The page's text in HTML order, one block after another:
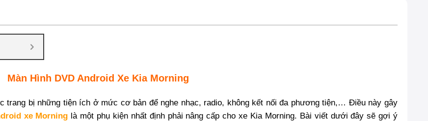
Màn Hình DVD Android Xe Kia Morning
trang bị những tiện ích ở mức cơ bản để nghe nhạc, radio, không kết nối đa phương tiện,… Điều này gây
xe Morning là một phụ kiện nhất định phải nâng cấp cho xe Kia Morning. Bài viết dưới đây sẽ gợi ý